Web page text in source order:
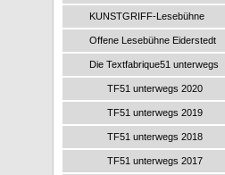
KUNSTGRIFF-Lesebühne
Offene Lesebühne Eiderstedt
Die Textfabrique51 unterwegs
TF51 unterwegs 2020
TF51 unterwegs 2019
TF51 unterwegs 2018
TF51 unterwegs 2017